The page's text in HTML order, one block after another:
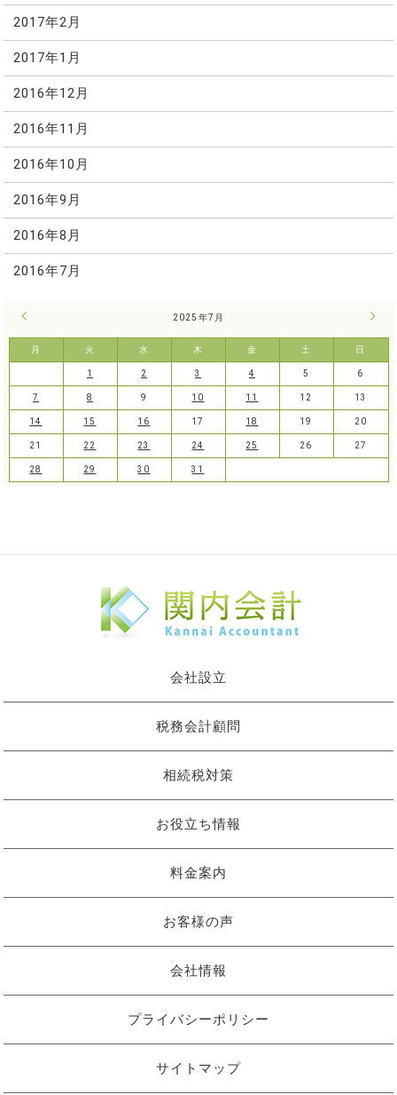
2017年2月
2017年1月
2016年12月
2016年11月
2016年10月
2016年9月
2016年8月
2016年7月
2025年7月
月 火 水 木 金 土 日
8月
1 2 3 4 5 6
7 8 9 10 11 12 13
14 15 16 17 18 19 20
21 22 23 24 25 26 27
28 29 30 31
会社設立
税務会計顧問
相続税対策
お役立ち情報
料金案内
お客様の声
会社情報
プライバシーポリシー
サイトマップ